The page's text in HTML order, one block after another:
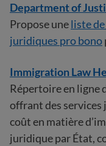
Department of
Propose uneliste
juridiques pro bono
Immigration Law
Répertoire en ligne
offrant des
coût en matière
juridique par État,